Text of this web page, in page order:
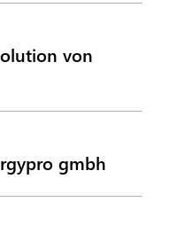
von
gmbh